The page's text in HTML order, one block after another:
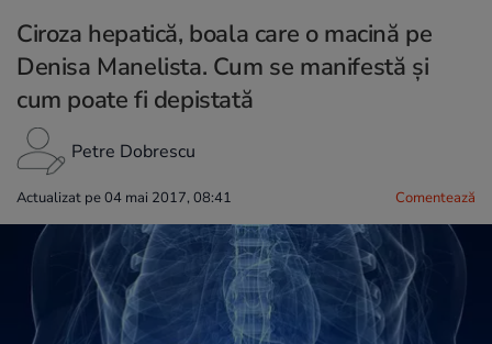
Ciroza hepatică, boala care o macină pe
Denisa Manelista. Cum se manifestă și
cum poate fi depistată
Petre Dobrescu
Actualizat pe 04 mai 2017, 08:41 Comentează